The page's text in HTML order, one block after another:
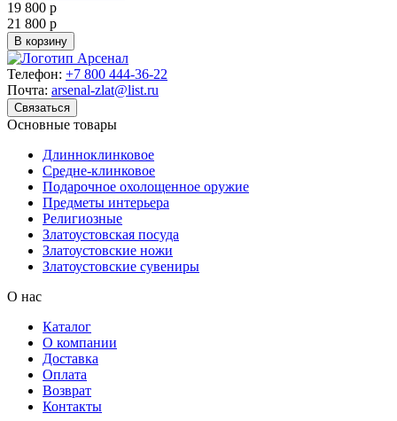
19 800 р
21 800 р
В корзину
Телефон: +7 800 444-36-22
Почта: arsenal-zlat@list.ru
Связаться
Основные товары
Длинноклинковое
Средне-клинковое
Подарочное охолощенное оружие
Предметы интерьера
Религиозные
Златоустовская посуда
Златоустовские ножи
Златоустовские сувениры
О нас
Каталог
О компании
Доставка
Оплата
Возврат
Контакты